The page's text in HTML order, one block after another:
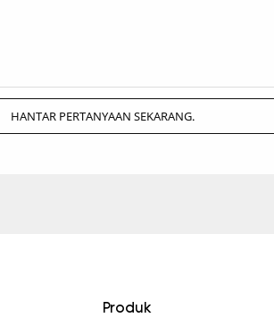
HANTAR PERTANYAAN SEKARANG.
Produk